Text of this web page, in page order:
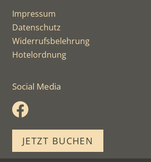
Impressum
Datenschutz
Widerrufsbelehrung
Hotelordnung
Social Media
JETZT BUCHEN